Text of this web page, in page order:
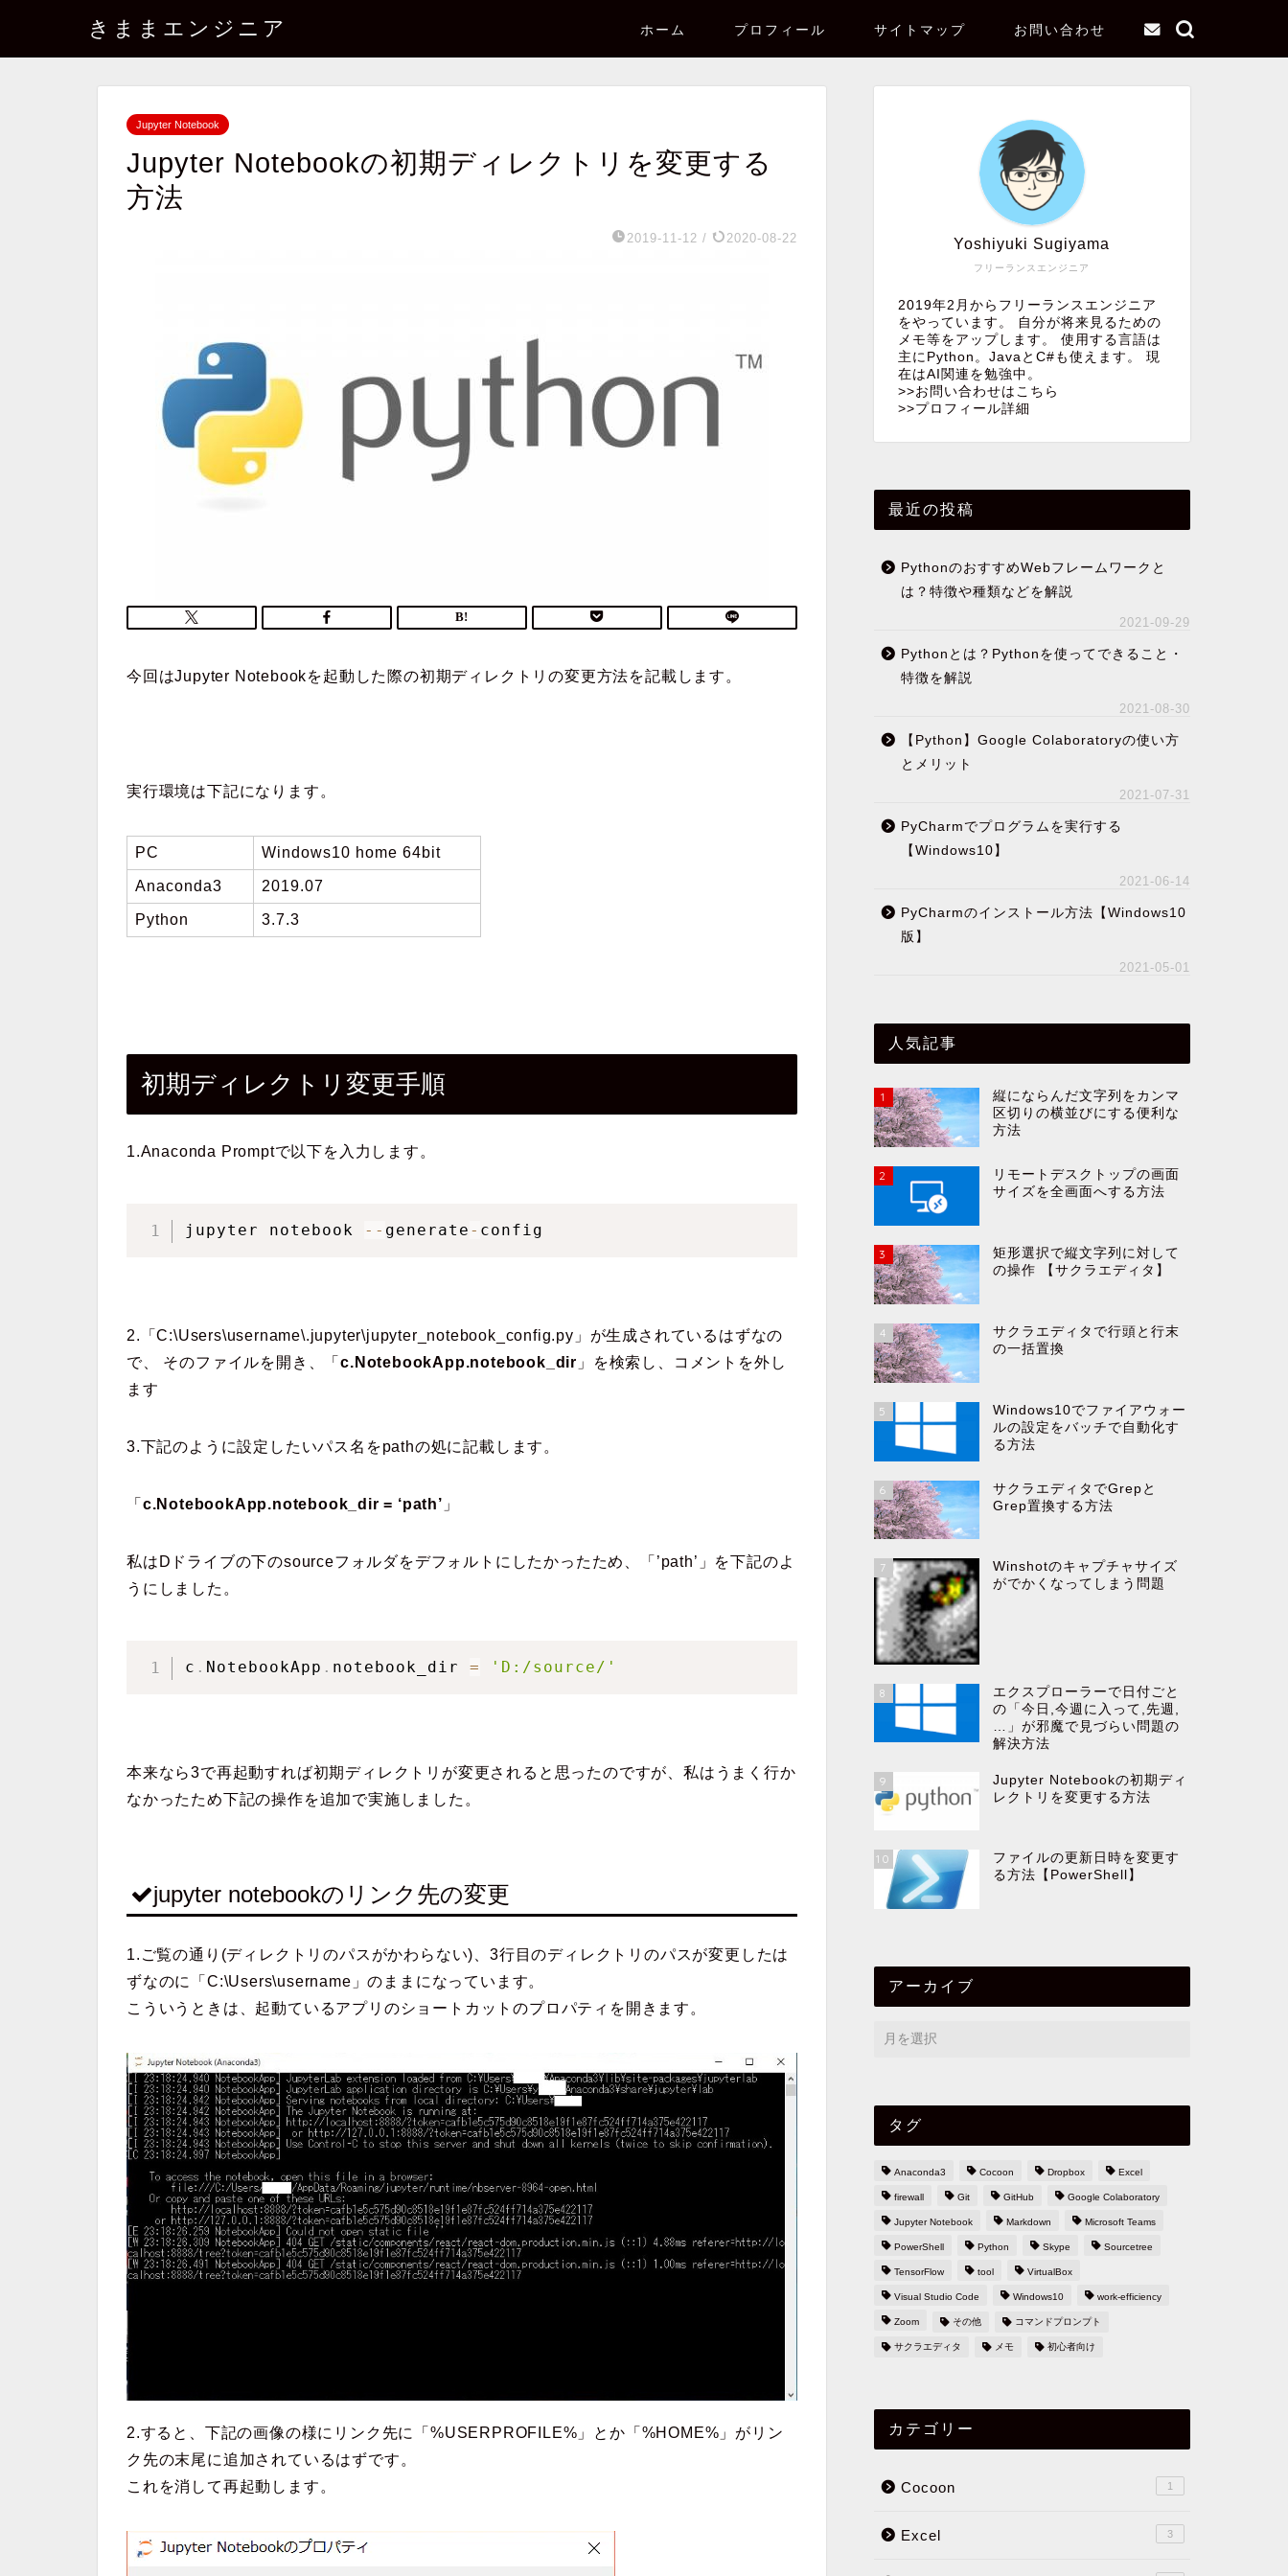
きままエンジニア ホーム プロフィール サイトマップ お問い合わせ
Jupyter Notebook
Jupyter Notebookの初期ディレクトリを変更する
方法
2019-11-12 / 2020-08-22
今回はJupyter Notebookを起動した際の初期ディレクトリの変更方法を記載します。
実行環境は下記になります。
PC Windows10 home 64bit
Anaconda3 2019.07
Python 3.7.3
初期ディレクトリ変更手順
1.Anaconda Promptで以下を入力します。
jupyter notebook - - generate - config
2.「C:\Users\username\.jupyter\jupyter_notebook_config.py」が生成されているはずなの
で、 そのファイルを開き、「c.NotebookApp.notebook_dir 」を検索し、コメントを外し
ます
3.下記のように設定したいパス名をpathの処に記載します。
「 c.NotebookApp.notebook_dir = ‘path’ 」
私はDドライブの下のsourceフォルダをデフォルトにしたかったため、「’path’」を下記のよ
うにしました。
c . NotebookApp . notebook_dir = 'D:/source/'
本来なら3で再起動すれば初期ディレクトリが変更されると思ったのですが、私はうまく行か
なかったため下記の操作を追加で実施しました。
jupyter notebookのリンク先の変更
1.ご覧の通り(ディレクトリのパスがかわらない)、3行目のディレクトリのパスが変更したは
ずなのに「C:\Users\username」のままになっています。
こういうときは、起動ているアプリのショートカットのプロパティを開きます。
2.すると、下記の画像の様にリンク先に「%USERPROFILE%」とか「%HOME%」がリン
ク先の末尾に追加されているはずです。
これを消して再起動します。
フリーランスエンジニア
Yoshiyuki Sugiyama
2019年2月からフリーランスエンジニア
をやっています。 自分が将来見るための
メモ等をアップします。 使用する言語は
主にPython。JavaとC#も使えます。 現
在はAI関連を勉強中。
>>お問い合わせはこちら
>>プロフィール詳細
最近の投稿
PythonのおすすめWebフレームワークと
は？特徴や種類などを解説
2021-09-29
Pythonとは？Pythonを使ってできること・
特徴を解説
2021-08-30
【Python】Google Colaboratoryの使い方
とメリット
2021-07-31
PyCharmでプログラムを実行する
【Windows10】
2021-06-14
PyCharmのインストール方法【Windows10
版】
2021-05-01
人気記事
1
縦にならんだ文字列をカンマ
区切りの横並びにする便利な
方法
2
リモートデスクトップの画面
サイズを全画面へする方法
3
矩形選択で縦文字列に対して
の操作 【サクラエディタ】
4
サクラエディタで行頭と行末
の一括置換
5
Windows10でファイアウォー
ルの設定をバッチで自動化す
る方法
6
サクラエディタでGrepと
Grep置換する方法
7
Winshotのキャプチャサイズ
がでかくなってしまう問題
8
エクスプローラーで日付ごと
の「今日,今週に入って,先週,
…」が邪魔で見づらい問題の
解決方法
9
Jupyter Notebookの初期ディ
レクトリを変更する方法
10
ファイルの更新日時を変更す
る方法【PowerShell】
アーカイブ
タグ
Anaconda3 Cocoon Dropbox Excel
firewall Git GitHub Google Colaboratory
Jupyter Notebook Markdown Microsoft Teams
PowerShell Python Skype Sourcetree
TensorFlow tool VirtualBox
Visual Studio Code Windows10 work-efficiency
Zoom その他 コマンドプロンプト
サクラエディタ メモ 初心者向け
カテゴリー
Cocoon 1
Excel 3